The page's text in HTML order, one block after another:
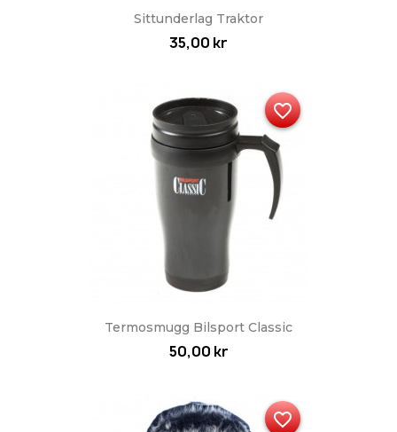
Sittunderlag Traktor
35,00 kr
Termosmugg Bilsport Classic
50,00 kr
favorite_border
favorite_border